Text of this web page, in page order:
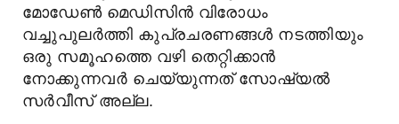
മോഡേൺ മെഡിസിൻ വിരോധം
വച്ചുപുലർത്തി കുപ്രചരണങ്ങൾ നടത്തിയും
ഒരു സമൂഹത്തെ വഴി തെറ്റിക്കാൻ
നോക്കുന്നവർ ചെയ്യുന്നത് സോഷ്യൽ
സർവീസ് അല്ല.